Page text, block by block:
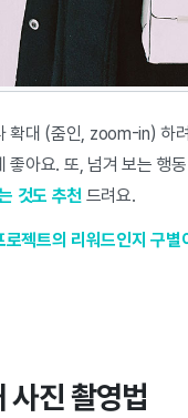
확대 (줌인, zoom-in) 하
좋아요. 또, 넘겨 보는 행
것도 추천 드려요.
로젝트의 리워드인지 구
사진 촬영법